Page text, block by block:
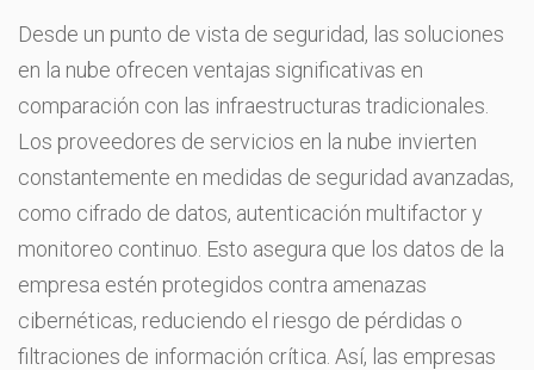
Desde un punto de vista de seguridad, las soluciones
en la nube ofrecen ventajas significativas en
comparación con las infraestructuras tradicionales.
Los proveedores de servicios en la nube invierten
constantemente en medidas de seguridad avanzadas,
como cifrado de datos, autenticación multifactor y
monitoreo continuo. Esto asegura que los datos de la
empresa estén protegidos contra amenazas
cibernéticas, reduciendo el riesgo de pérdidas o
filtraciones de información crítica. Así, las empresas